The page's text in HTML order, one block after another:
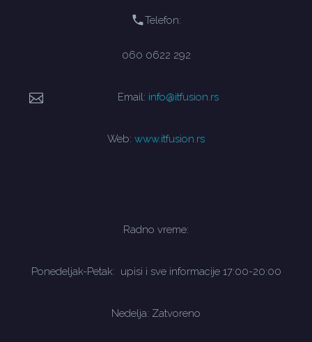
Telefon:
060 0622 292
Email: info@itfusion.rs
Web: www.itfusion.rs
Radno vreme:
Ponedeljak-Petak: upisi i sve informacije 17:00-20:00
Nedelja: Zatvoreno